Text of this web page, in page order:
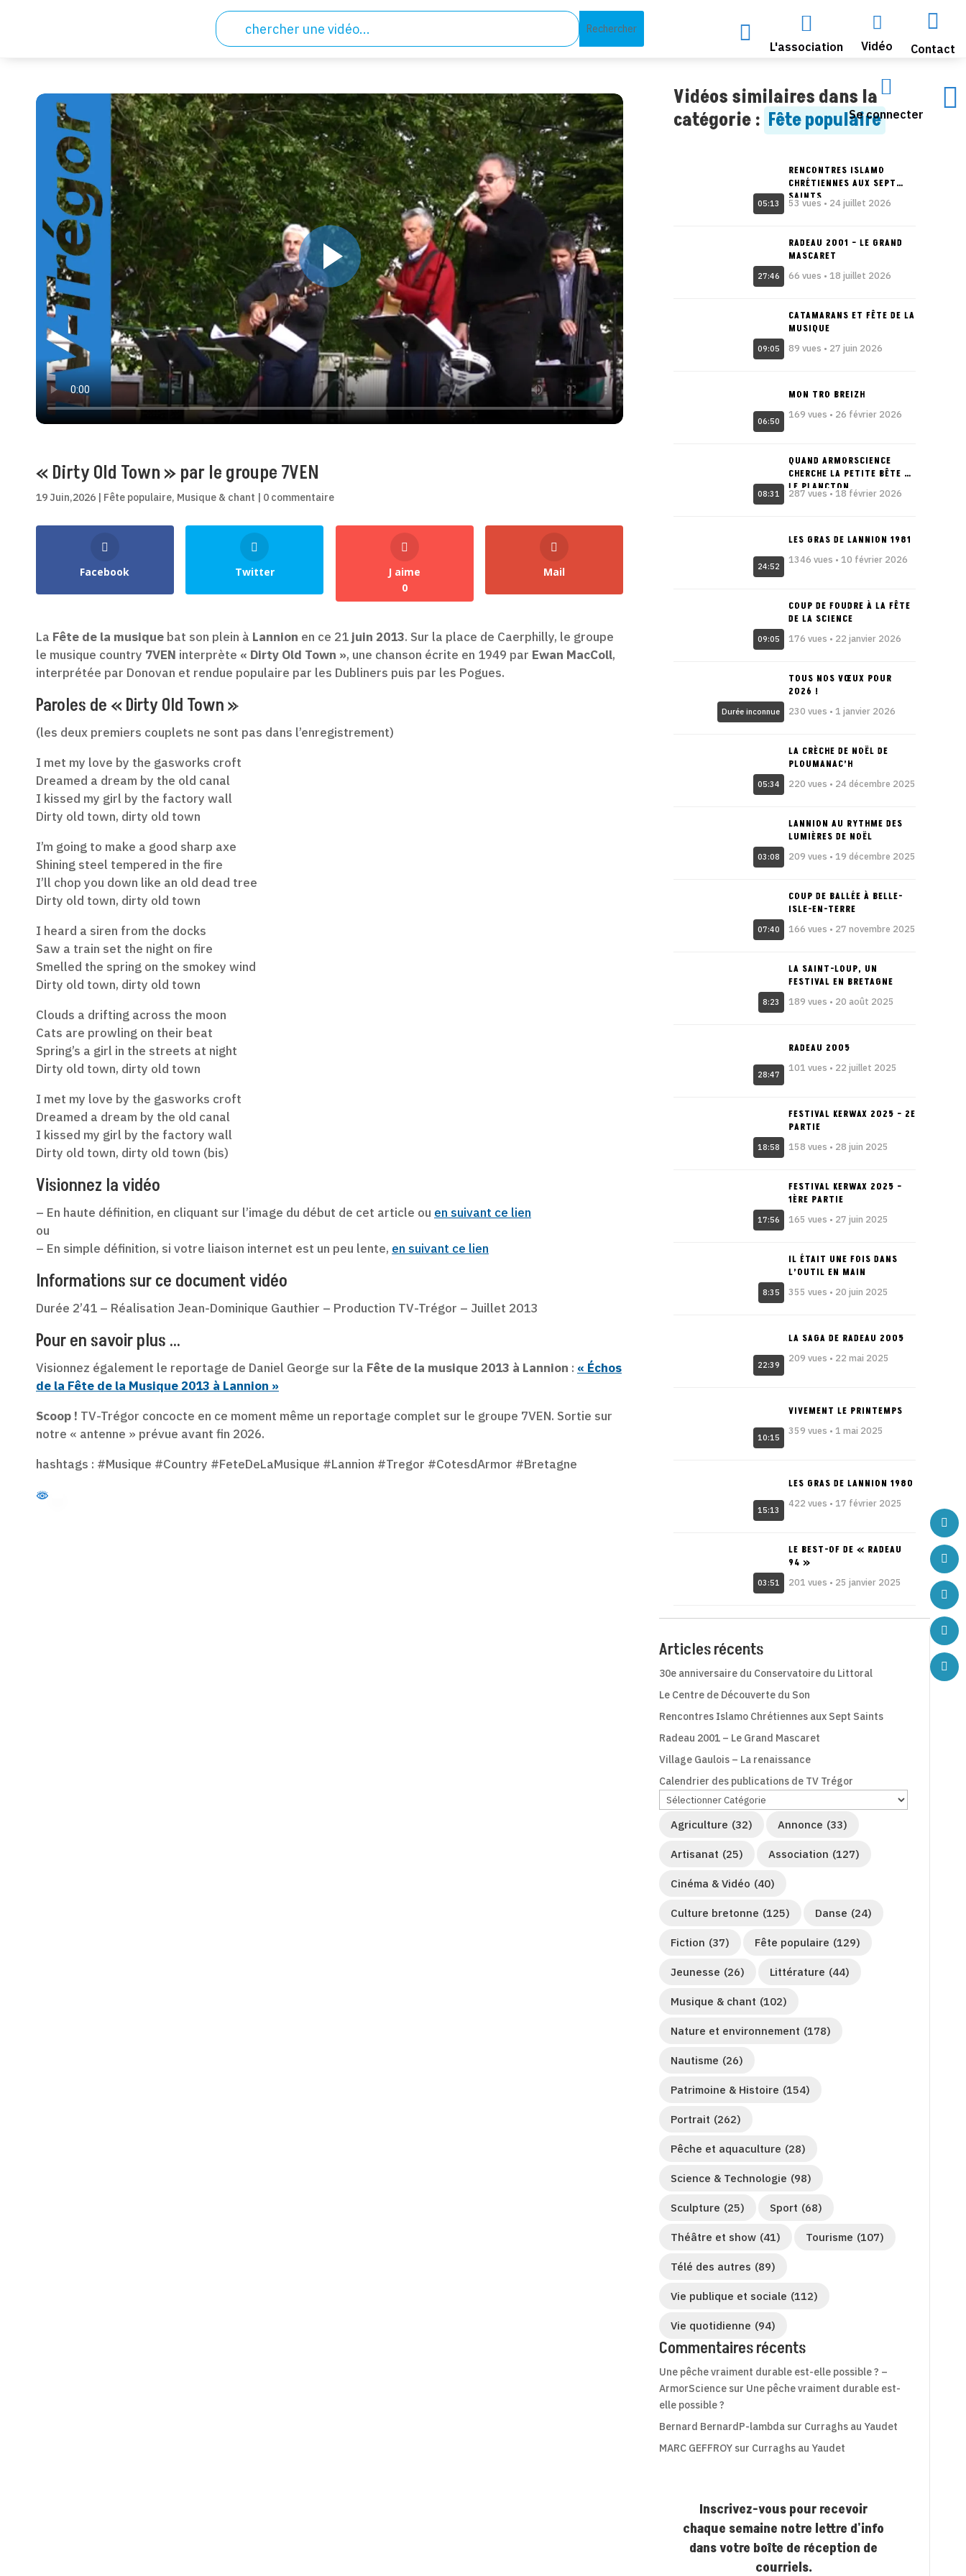
 
L'association

Vidéo

Contact

Se connecter

« Dirty Old Town » par le groupe 7VEN
19 Juin,2026 | Fête populaire, Musique & chant | 0 commentaire
Facebook Twitter
J aime
0
Mail
La Fête de la musique bat son plein à Lannion en ce 21 juin 2013. Sur la place de Caerphilly, le groupe
le musique country 7VEN interprète « Dirty Old Town », une chanson écrite en 1949 par Ewan MacColl,
interprétée par Donovan et rendue populaire par les Dubliners puis par les Pogues.
Paroles de « Dirty Old Town »
(les deux premiers couplets ne sont pas dans l’enregistrement)
I met my love by the gasworks croft
Dreamed a dream by the old canal
I kissed my girl by the factory wall
Dirty old town, dirty old town
I’m going to make a good sharp axe
Shining steel tempered in the fire
I’ll chop you down like an old dead tree
Dirty old town, dirty old town
I heard a siren from the docks
Saw a train set the night on fire
Smelled the spring on the smokey wind
Dirty old town, dirty old town
Clouds a drifting across the moon
Cats are prowling on their beat
Spring’s a girl in the streets at night
Dirty old town, dirty old town
I met my love by the gasworks croft
Dreamed a dream by the old canal
I kissed my girl by the factory wall
Dirty old town, dirty old town (bis)
Visionnez la vidéo
– En haute définition, en cliquant sur l’image du début de cet article ou en suivant ce lien
ou
– En simple définition, si votre liaison internet est un peu lente, en suivant ce lien
Informations sur ce document vidéo
Durée 2’41 – Réalisation Jean-Dominique Gauthier – Production TV-Trégor – Juillet 2013
Pour en savoir plus …
Visionnez également le reportage de Daniel George sur la Fête de la musique 2013 à Lannion : « Échos
de la Fête de la Musique 2013 à Lannion »
Scoop ! TV-Trégor concocte en ce moment même un reportage complet sur le groupe 7VEN. Sortie sur
notre « antenne » prévue avant fin 2026.
hashtags : #Musique #Country #FeteDeLaMusique #Lannion #Tregor #CotesdArmor #Bretagne
Vidéos similaires dans la
catégorie : Fête populaire
05:13
RENCONTRES ISLAMO
CHRÉTIENNES AUX SEPT
SAINTS
53 vues • 24 juillet 2026
27:46
RADEAU 2001 – LE GRAND
MASCARET
66 vues • 18 juillet 2026
09:05
CATAMARANS ET FÊTE DE LA
MUSIQUE
89 vues • 27 juin 2026
06:50
MON TRO BREIZH
169 vues • 26 février 2026
08:31
QUAND ARMORSCIENCE
CHERCHE LA PETITE BÊTE –
LE PLANCTON
287 vues • 18 février 2026
24:52
LES GRAS DE LANNION 1981
1346 vues • 10 février 2026
09:05
COUP DE FOUDRE À LA FÊTE
DE LA SCIENCE
176 vues • 22 janvier 2026
Durée inconnue
TOUS NOS VŒUX POUR
2026 !
230 vues • 1 janvier 2026
05:34
LA CRÈCHE DE NOËL DE
PLOUMANAC’H
220 vues • 24 décembre 2025
03:08
LANNION AU RYTHME DES
LUMIÈRES DE NOËL
209 vues • 19 décembre 2025
07:40
COUP DE BALLÉE À BELLE-
ISLE-EN-TERRE
166 vues • 27 novembre 2025
8:23
LA SAINT-LOUP, UN
FESTIVAL EN BRETAGNE
189 vues • 20 août 2025
28:47
RADEAU 2005
101 vues • 22 juillet 2025
18:58
FESTIVAL KERWAX 2025 – 2E
PARTIE
158 vues • 28 juin 2025
17:56
FESTIVAL KERWAX 2025 –
1ÈRE PARTIE
165 vues • 27 juin 2025
8:35
IL ÉTAIT UNE FOIS DANS
L’OUTIL EN MAIN
355 vues • 20 juin 2025
22:39
LA SAGA DE RADEAU 2005
209 vues • 22 mai 2025
10:15
VIVEMENT LE PRINTEMPS
359 vues • 1 mai 2025
15:13
LES GRAS DE LANNION 1980
422 vues • 17 février 2025
03:51
LE BEST-OF DE « RADEAU
94 »
201 vues • 25 janvier 2025
Articles récents
30e anniversaire du Conservatoire du Littoral
Le Centre de Découverte du Son
Rencontres Islamo Chrétiennes aux Sept Saints
Radeau 2001 – Le Grand Mascaret
Village Gaulois – La renaissance
Calendrier des publications de TV Trégor
Agriculture (32) Annonce (33)
Artisanat (25) Association (127)
Cinéma & Vidéo (40)
Culture bretonne (125) Danse (24)
Fiction (37) Fête populaire (129)
Jeunesse (26) Littérature (44)
Musique & chant (102)
Nature et environnement (178)
Nautisme (26)
Patrimoine & Histoire (154)
Portrait (262)
Pêche et aquaculture (28)
Science & Technologie (98)
Sculpture (25) Sport (68)
Théâtre et show (41) Tourisme (107)
Télé des autres (89)
Vie publique et sociale (112)
Vie quotidienne (94)
Commentaires récents
Une pêche vraiment durable est-elle possible ? –
ArmorScience sur Une pêche vraiment durable est-
elle possible ?
Bernard BernardP-lambda sur Curraghs au Yaudet
MARC GEFFROY sur Curraghs au Yaudet
Inscrivez-vous pour recevoir
chaque semaine notre lettre d'info
dans votre boîte de réception de
courriels.